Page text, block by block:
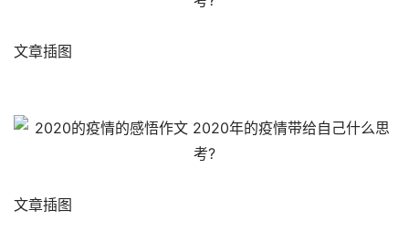
文章插图
文章插图